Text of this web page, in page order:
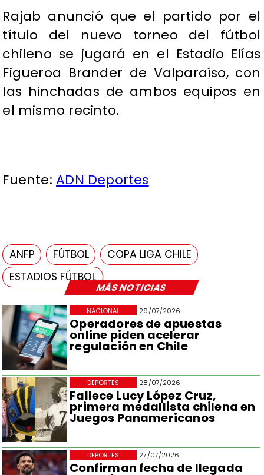
MÁS NOTICIAS
29/07/2026
Operadores de apuestas
online piden acelerar
regulación en Chile
NACIONAL
28/07/2026
Fallece Lucy López Cruz,
primera medallista chilena en
Juegos Panamericanos
DEPORTES
27/07/2026
Confirman fecha de llegada
DEPORTES
Rajab anunció que el partido por el
título del nuevo torneo del fútbol
chileno se jugará en el Estadio Elías
Figueroa Brander de Valparaíso, con
las hinchadas de ambos equipos en
el mismo recinto.
Fuente:ADN Deportes
ANFP FÚTBOL
COPA LIGA CHILE
ESTADIOS FÚTBOL